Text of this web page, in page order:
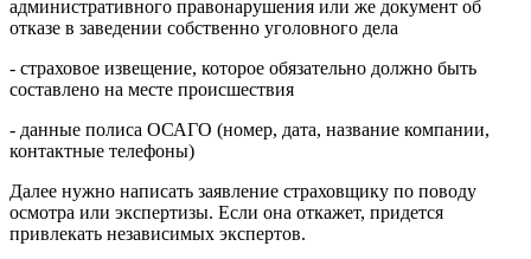
административного правонарушения или же документ об
отказе в заведении собственно уголовного дела
- страховое извещение, которое обязательно должно быть
составлено на месте происшествия
- данные полиса ОСАГО (номер, дата, название компании,
контактные телефоны)
Далее нужно написать заявление страховщику по поводу
осмотра или экспертизы. Если она откажет, придется
привлекать независимых экспертов.